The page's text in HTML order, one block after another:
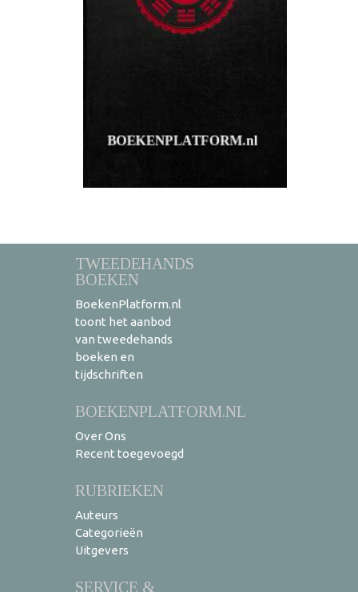
TWEEDEHANDS
BOEKEN
BoekenPlatform.nl
toont het aanbod
van tweedehands
boeken en
tijdschriften
BOEKENPLATFORM.NL
Over Ons
Recent toegevoegd
RUBRIEKEN
Auteurs
Categorieën
Uitgevers
SERVICE &